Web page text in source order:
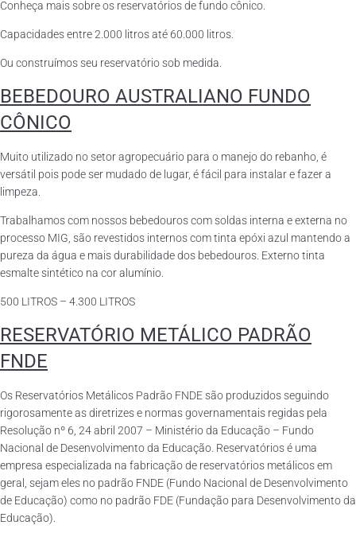
Conheça mais sobre os reservatórios de fundo cônico.
Capacidades entre 2.000 litros até 60.000 litros.
Ou construímos seu reservatório sob medida.
BEBEDOURO AUSTRALIANO FUNDO
CÔNICO
Muito utilizado no setor agropecuário para o manejo do rebanho, é
versátil pois pode ser mudado de lugar, é fácil para instalar e fazer a
limpeza.
Trabalhamos com nossos bebedouros com soldas interna e externa no
processo MIG, são revestidos internos com tinta epóxi azul mantendo a
pureza da água e mais durabilidade dos bebedouros. Externo tinta
esmalte sintético na cor alumínio.
500 LITROS – 4.300 LITROS
RESERVATÓRIO METÁLICO PADRÃO
FNDE
Os Reservatórios Metálicos Padrão FNDE são produzidos seguindo
rigorosamente as diretrizes e normas governamentais regidas pela
Resolução nº 6, 24 abril 2007 – Ministério da Educação – Fundo
Nacional de Desenvolvimento da Educação. Reservatórios é uma
empresa especializada na fabricação de reservatórios metálicos em
geral, sejam eles no padrão FNDE (Fundo Nacional de Desenvolvimento
de Educação) como no padrão FDE (Fundação para Desenvolvimento da
Educação).